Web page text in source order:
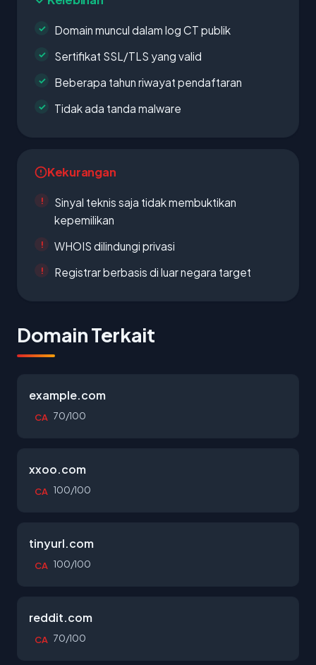
Domain muncul dalam log CT publik
Sertifikat SSL/TLS yang valid
Beberapa tahun riwayat pendaftaran
Tidak ada tanda malware
Kekurangan
Sinyal teknis saja tidak membuktikan
kepemilikan
WHOIS dilindungi privasi
Registrar berbasis di luar negara target
Domain Terkait
example.com
CA 70/100
xxoo.com
CA 100/100
tinyurl.com
CA 100/100
reddit.com
CA 70/100